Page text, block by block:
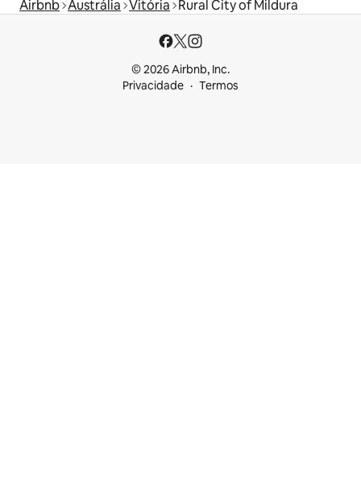
Airbnb Austrália Vitória Rural City of Mildura
© 2026 Airbnb, Inc.
Privacidade
Termos